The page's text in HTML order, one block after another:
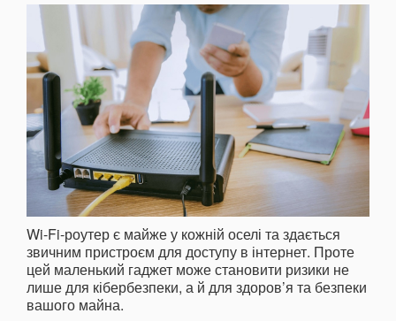
Wi-Fi-роутер є майже у кожній оселі та здається
звичним пристроєм для доступу в інтернет. Проте
цей маленький гаджет може становити ризики не
лише для кібербезпеки, а й для здоров’я та безпеки
вашого майна.